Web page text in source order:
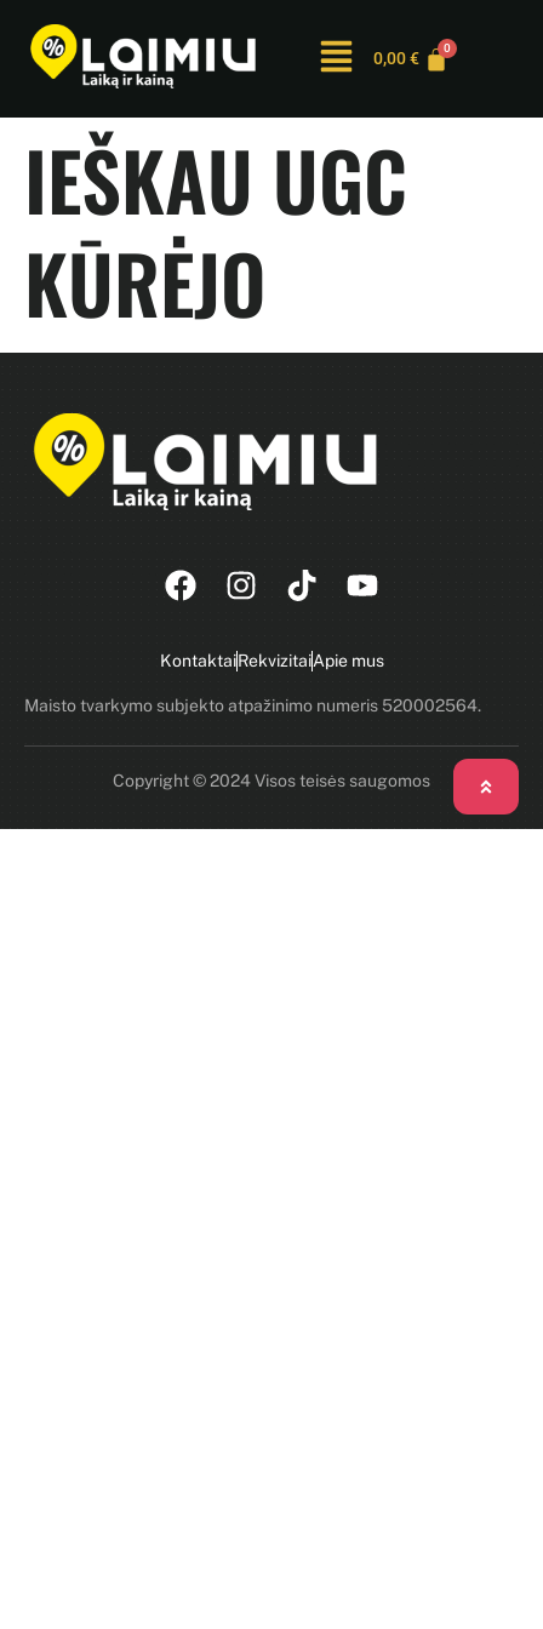
0,00€
IEŠKAU UGC
KŪRĖJO
KontaktaiRekvizitaiApie mus
Maisto tvarkymo subjekto atpažinimo numeris 520002564.
Copyright © 2024 Visos teisės saugomos